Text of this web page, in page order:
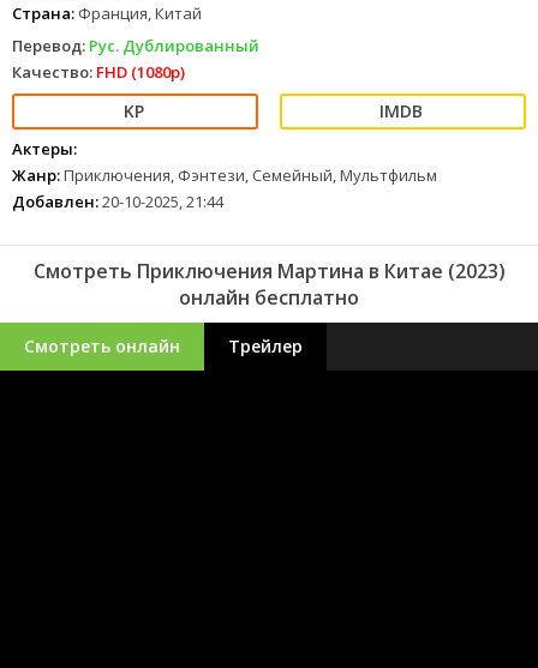
Страна: Франция, Китай
Перевод: Рус. Дублированный
Качество: FHD (1080p)
Актеры:
Жанр:Приключения, Фэнтези, Семейный, Мультфильм
Добавлен:20-10-2025, 21:44
Смотреть Приключения Мартина в Китае (2023)
онлайн бесплатно
Смотреть онлайн Трейлер